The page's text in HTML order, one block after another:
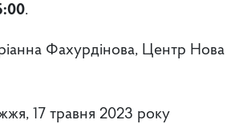
.
Фахурдінова, Центр Нова
17 травня 2023 року